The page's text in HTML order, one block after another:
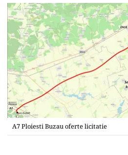
A7 Ploiesti Buzau oferte licitatie